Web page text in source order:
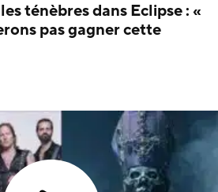
ténèbres dans Eclipse : «
pas gagner cette